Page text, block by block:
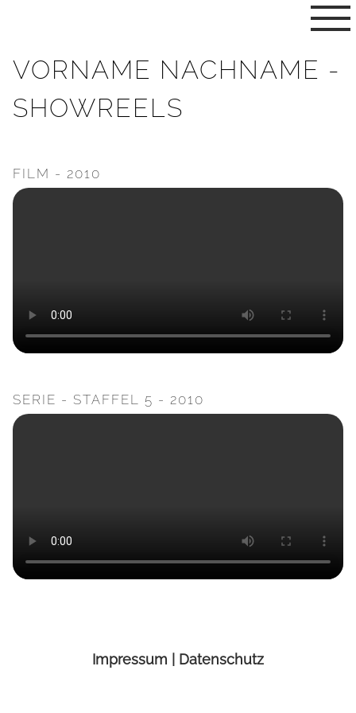
VORNAME NACHNAME -
SHOWREELS
FILM - 2010
SERIE - STAFFEL 5 - 2010
Impressum Datenschutz